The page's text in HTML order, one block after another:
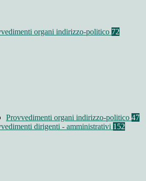
organi indirizzo-politico 72
Provvedimenti organi indirizzo-politico 47
dirigenti - amministrativi 152